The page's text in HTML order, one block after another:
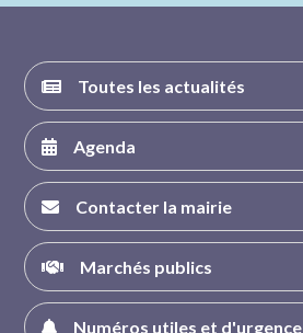
Toutes les actualités
Agenda
Contacter la mairie
Marchés publics
Numéros utiles et d'urgence